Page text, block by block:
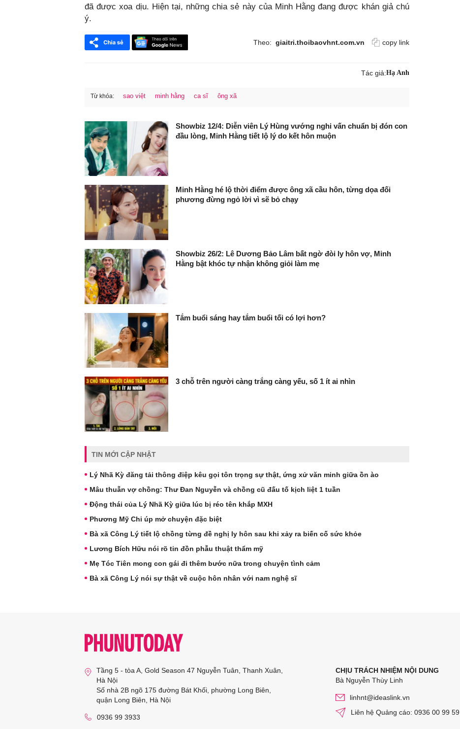
đã được xoa dịu. Hiện tại, những chia sẻ này của Minh Hằng đang được khán giả chú
ý.
Theo: giaitri.thoibaovhnt.com.vn copy link
Tác giả:Hạ Anh
Từ khóa: sao việt minh hằng ca sĩ ông xã
Showbiz 12/4: Diễn viên Lý Hùng vướng nghi vấn chuẩn bị đón con
đầu lòng, Minh Hằng tiết lộ lý do kết hôn muộn
Minh Hằng hé lộ thời điểm được ông xã cầu hôn, từng dọa đối
phương đừng ngỏ lời vì sẽ bỏ chạy
Showbiz 26/2: Lê Dương Bảo Lâm bất ngờ đòi ly hôn vợ, Minh
Hằng bật khóc tự nhận không giỏi làm mẹ
Tắm buổi sáng hay tắm buổi tối có lợi hơn?
3 chỗ trên người càng trắng càng yếu, số 1 ít ai nhìn
TIN MỚI CẬP NHẬT
Lý Nhã Kỳ đăng tải thông điệp kêu gọi tôn trọng sự thật, ứng xử văn minh giữa ồn ào
Mâu thuẫn vợ chồng: Thư Đan Nguyễn và chồng cũ đấu tố kịch liệt 1 tuần
Động thái của Lý Nhã Kỳ giữa lúc bị réo tên khắp MXH
Phương Mỹ Chi úp mở chuyện đặc biệt
Bà xã Công Lý tiết lộ chồng từng đề nghị ly hôn sau khi xảy ra biến cố sức khỏe
Lương Bích Hữu nói rõ tin đồn phẫu thuật thẩm mỹ
Mẹ Tóc Tiên mong con gái đi thêm bước nữa trong chuyện tình cảm
Bà xã Công Lý nói sự thật về cuộc hôn nhân với nam nghệ sĩ
Tầng 5 - tòa A, Gold Season 47 Nguyễn Tuân, Thanh Xuân,
Hà Nội
Số nhà 2B ngõ 175 đường Bát Khối, phường Long Biên,
quận Long Biên, Hà Nội
0936 99 3933
CHỊU TRÁCH NHIỆM NỘI DUNG
Bà Nguyễn Thùy Linh
linhnt@ideaslink.vn
Liên hệ Quảng cáo: 0936 00 99 59